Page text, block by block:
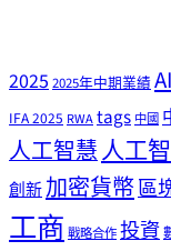
2025 2025年中期業績AI
IFA 2025 RWAtags 中國
人工智慧人工
創新加密貨幣區
工商 戰略合作投資